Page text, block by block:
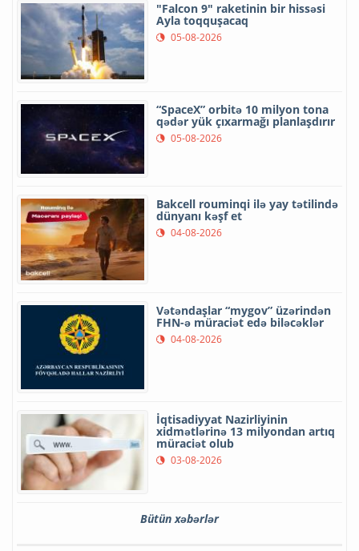
"Falcon 9" raketinin bir hissəsi
Ayla toqquşacaq
05-08-2026
“SpaceX” orbitə 10 milyon tona
qədər yük çıxarmağı planlaşdırır
05-08-2026
Bakcell rouminqi ilə yay tətilində
dünyanı kəşf et
04-08-2026
Vətəndaşlar “mygov” üzərindən
FHN-ə müraciət edə biləcəklər
04-08-2026
İqtisadiyyat Nazirliyinin
xidmətlərinə 13 milyondan artıq
müraciət olub
03-08-2026
Bütün xəbərlər